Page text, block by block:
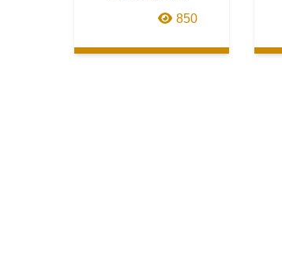
人收藏)巨輪珠的
名稱據說來源於日
本庭院中的空輪
850